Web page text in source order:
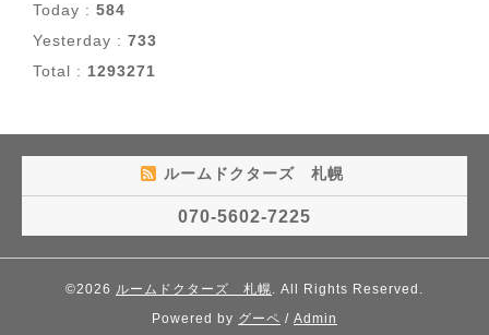
Today : 584
Yesterday : 733
Total : 1293271
ルームドクターズ 札幌
070-5602-7225
©2026 ルームドクターズ 札幌. All Rights Reserved.
Powered by グーペ / Admin